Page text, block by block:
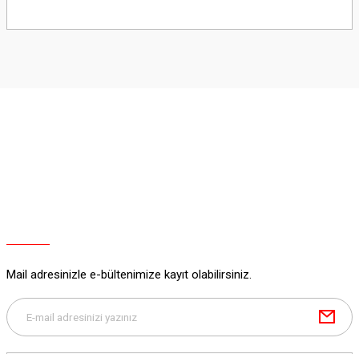
yetersiz gördüğünüz noktaları öneri formunu kullanarak tarafımıza
Mail adresinizle e-bültenimize kayıt olabilirsiniz.